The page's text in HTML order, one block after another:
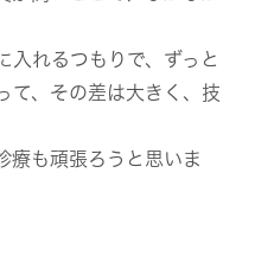
入れるつもりで、ずっと
て、その差は大きく、技
療も頑張ろうと思いま